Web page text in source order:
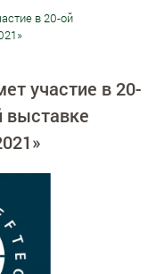
в 20-ой
участие в 20-